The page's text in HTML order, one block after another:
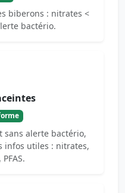
biberons : nitrates <
bactério.
sans alerte bactério,
infos utiles : nitrates,